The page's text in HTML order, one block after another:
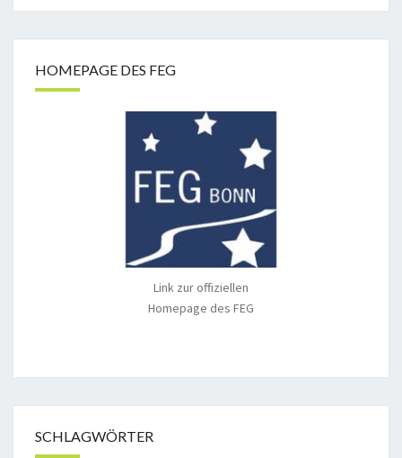
HOMEPAGE DES FEG
Link zur offiziellen
Homepage des FEG
SCHLAGWÖRTER